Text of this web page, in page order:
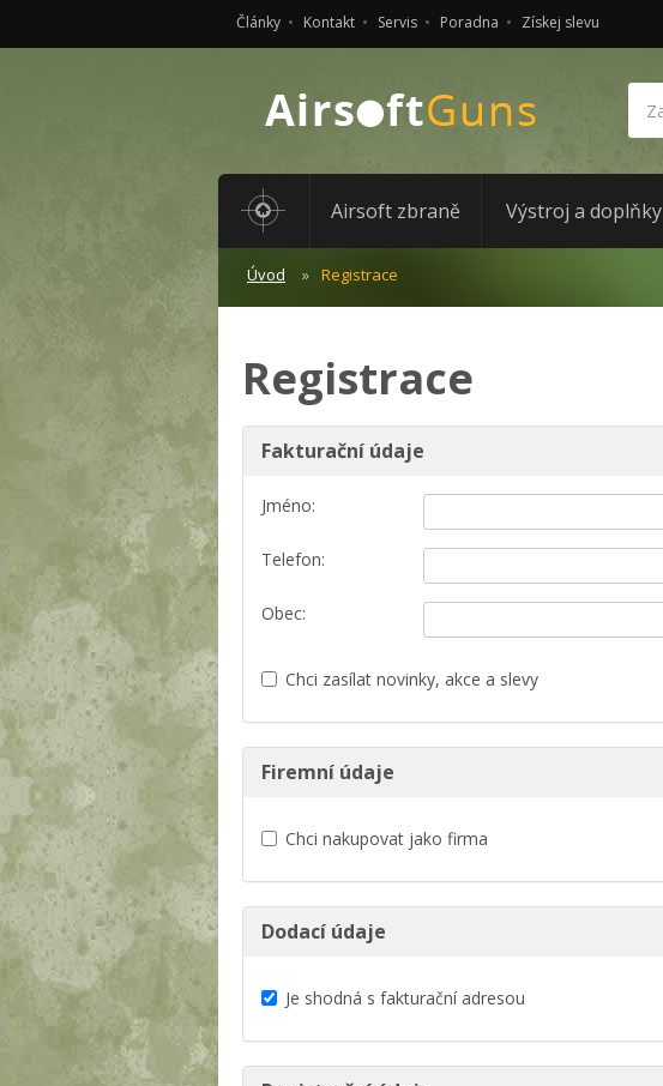
Články Kontakt Servis Poradna Získej slevu
Airsoft zbraně Výstroj a doplňky
Úvod Registrace
Registrace
Fakturační údaje
Jméno:
Telefon:
Obec:
Chci zasílat novinky, akce a slevy
Firemní údaje
Chci nakupovat jako firma
Dodací údaje
Je shodná s fakturační adresou